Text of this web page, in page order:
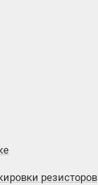
резисторов